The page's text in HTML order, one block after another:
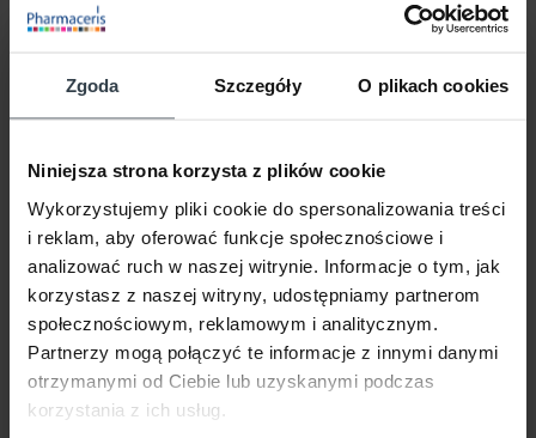
Zgoda Szczegóły O plikach cookies
Niniejsza strona korzysta z plików cookie
Wykorzystujemy pliki cookie do spersonalizowania treści
i reklam, aby oferować funkcje społecznościowe i
analizować ruch w naszej witrynie. Informacje o tym, jak
korzystasz z naszej witryny, udostępniamy partnerom
społecznościowym, reklamowym i analitycznym.
Partnerzy mogą połączyć te informacje z innymi danymi
otrzymanymi od Ciebie lub uzyskanymi podczas
korzystania z ich usług.